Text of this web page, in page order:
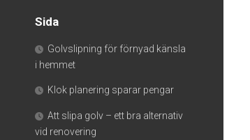
Sida
Golvslipning för förnyad känsla
i hemmet
Klok planering sparar pengar
Att slipa golv – ett bra alternativ
vid renovering